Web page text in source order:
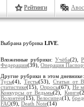
Рейтинги
Выбрана рубрика LIVE
Вложенные рубрики: Учёба(2),
Федерации(39), Операция
Другие рубрики в этом
Тусы(4), Тесты(53), Статьи от
статистике(15), Опросы(67), Не
Конкурсы от Ведьмы(2), Книги
Волонтёр(15),Велосипед(1),бред
FAQ(9), Death Note(14)